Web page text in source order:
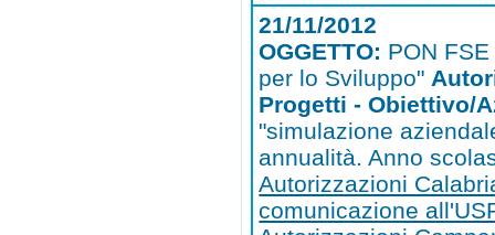
21/11/2012
OGGETTO: PON
per lo Sviluppo"
Progetti - Obiettivo/
"simulazione
annualità. Anno
Autorizzazioni
comunicazione